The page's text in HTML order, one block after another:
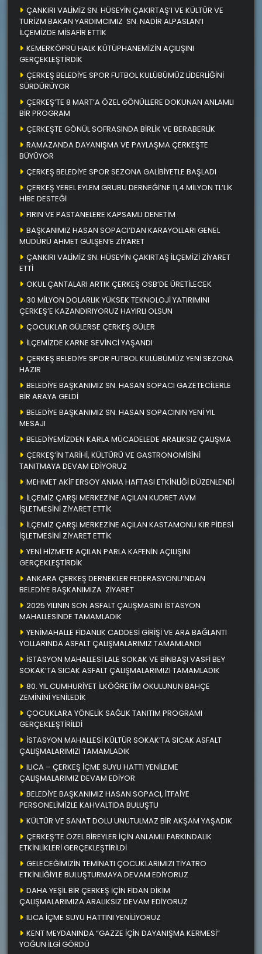
ÇANKIRI VALİMİZ SN. HÜSEYİN ÇAKIRTAŞ’I VE KÜLTÜR VE
TURİZM BAKAN YARDIMCIMIZ SN. NADİR ALPASLAN’I
İLÇEMİZDE MİSAFİR ETTİK
KEMERKÖPRÜ HALK KÜTÜPHANEMİZİN AÇILIŞINI
GERÇEKLEŞTİRDİK
ÇERKEŞ BELEDİYE SPOR FUTBOL KULÜBÜMÜZ LİDERLİĞİNİ
SÜRDÜRÜYOR
ÇERKEŞ’TE 8 MART’A ÖZEL GÖNÜLLERE DOKUNAN ANLAMLI
BİR PROGRAM
ÇERKEŞTE GÖNÜL SOFRASINDA BİRLİK VE BERABERLİK
RAMAZANDA DAYANIŞMA VE PAYLAŞMA ÇERKEŞTE
BÜYÜYOR
ÇERKEŞ BELEDİYE SPOR SEZONA GALİBİYETLE BAŞLADI
ÇERKEŞ YEREL EYLEM GRUBU DERNEĞİ’NE 11,4 MİLYON TL’LİK
HİBE DESTEĞİ
FIRIN VE PASTANELERE KAPSAMLI DENETİM
BAŞKANIMIZ HASAN SOPACI’DAN KARAYOLLARI GENEL
MÜDÜRÜ AHMET GÜLŞEN’E ZİYARET
ÇANKIRI VALİMİZ SN. HÜSEYİN ÇAKIRTAŞ İLÇEMİZİ ZİYARET
ETTİ
OKUL ÇANTALARI ARTIK ÇERKEŞ OSB’DE ÜRETİLECEK
30 MİLYON DOLARLIK YÜKSEK TEKNOLOJİ YATIRIMINI
ÇERKEŞ’E KAZANDIRIYORUZ HAYIRLI OLSUN
ÇOCUKLAR GÜLERSE ÇERKEŞ GÜLER
İLÇEMİZDE KARNE SEVİNCİ YAŞANDI
ÇERKEŞ BELEDİYE SPOR FUTBOL KULÜBÜMÜZ YENİ SEZONA
HAZIR
BELEDİYE BAŞKANIMIZ SN. HASAN SOPACI GAZETECİLERLE
BİR ARAYA GELDİ
BELEDİYE BAŞKANIMIZ SN. HASAN SOPACININ YENİ YIL
MESAJI
BELEDİYEMİZDEN KARLA MÜCADELEDE ARALIKSIZ ÇALIŞMA
ÇERKEŞ’İN TARİHİ, KÜLTÜRÜ VE GASTRONOMİSİNİ
TANITMAYA DEVAM EDİYORUZ
MEHMET AKİF ERSOY ANMA HAFTASI ETKİNLİĞİ DÜZENLENDİ
İLÇEMİZ ÇARŞI MERKEZİNE AÇILAN KUDRET AVM
İŞLETMESİNİ ZİYARET ETTİK
İLÇEMİZ ÇARŞI MERKEZİNE AÇILAN KASTAMONU KIR PİDESİ
İŞLETMESİNİ ZİYARET ETTİK
YENİ HİZMETE AÇILAN PARLA KAFENİN AÇILIŞINI
GERÇEKLEŞTİRDİK
ANKARA ÇERKEŞ DERNEKLER FEDERASYONU’NDAN
BELEDİYE BAŞKANIMIZA ZİYARET
2025 YILININ SON ASFALT ÇALIŞMASINI İSTASYON
MAHALLESİNDE TAMAMLADIK
YENİMAHALLE FİDANLIK CADDESİ GİRİŞİ VE ARA BAĞLANTI
YOLLARINDA ASFALT ÇALIŞMALARIMIZ TAMAMLANDI
İSTASYON MAHALLESİ LALE SOKAK VE BİNBAŞI VASFİ BEY
SOKAK’TA SICAK ASFALT ÇALIŞMALARIMIZI TAMAMLADIK
80. YIL CUMHURİYET İLKÖĞRETİM OKULUNUN BAHÇE
ZEMİNİNİ YENİLEDİK
ÇOCUKLARA YÖNELİK SAĞLIK TANITIM PROGRAMI
GERÇEKLEŞTİRİLDİ
İSTASYON MAHALLESİ KÜLTÜR SOKAK’TA SICAK ASFALT
ÇALIŞMALARIMIZI TAMAMLADIK
ILICA – ÇERKEŞ İÇME SUYU HATTI YENİLEME
ÇALIŞMALARIMIZ DEVAM EDİYOR
BELEDİYE BAŞKANIMIZ HASAN SOPACI, İTFAİYE
PERSONELİMİZLE KAHVALTIDA BULUŞTU
KÜLTÜR VE SANAT DOLU UNUTULMAZ BİR AKŞAM YAŞADIK
ÇERKEŞ’TE ÖZEL BİREYLER İÇİN ANLAMLI FARKINDALIK
ETKİNLİKLERİ GERÇEKLEŞTİRİLDİ
GELECEĞİMİZİN TEMİNATI ÇOCUKLARIMIZI TİYATRO
ETKİNLİĞİYLE BULUŞTURMAYA DEVAM EDİYORUZ
DAHA YEŞİL BİR ÇERKEŞ İÇİN FİDAN DİKİM
ÇALIŞMALARIMIZA ARALIKSIZ DEVAM EDİYORUZ
ILICA İÇME SUYU HATTINI YENİLİYORUZ
KENT MEYDANINDA “GAZZE İÇİN DAYANIŞMA KERMESİ”
YOĞUN İLGİ GÖRDÜ